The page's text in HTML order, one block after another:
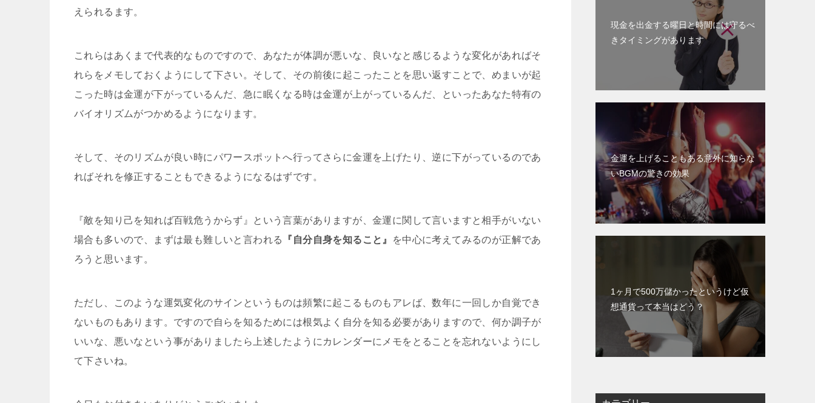
えられるます。
これらはあくまで代表的なものですので、あなたが体調が悪いな、良いなと感じるような変化があればそ
れらをメモしておくようにして下さい。そして、その前後に起こったことを思い返すことで、めまいが起
こった時は金運が下がっているんだ、急に眠くなる時は金運が上がっているんだ、といったあなた特有の
バイオリズムがつかめるようになります。
そして、そのリズムが良い時にパワースポットへ行ってさらに金運を上げたり、逆に下がっているのであ
ればそれを修正することもできるようになるはずです。
『敵を知り己を知れば百戦危うからず』という言葉がありますが、金運に関して言いますと相手がいない
場合も多いので、まずは最も難しいと言われる
『自分自身を知ること』
を中心に考えてみるのが正解であ
ろうと思います。
ただし、このような運気変化のサインというものは頻繁に起こるものもアレば、数年に一回しか自覚でき
ないものもあります。ですので自らを知るためには根気よく自分を知る必要がありますので、何か調子が
いいな、悪いなという事がありましたら上述したようにカレンダーにメモをとることを忘れないようにし
て下さいね。
現金を出金する曜日と時間には守るべ
きタイミングがあります
金運を上げることもある意外に知らな
いBGMの驚きの効果
1ヶ月で500万儲かったというけど仮
想通貨って本当はどう？